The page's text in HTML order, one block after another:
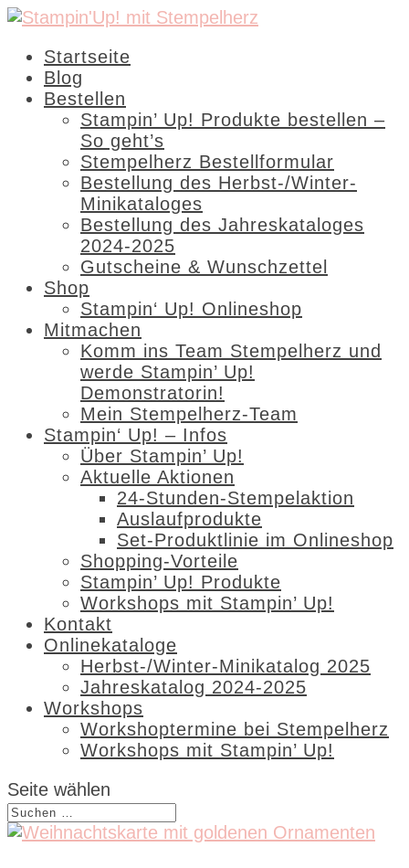
Startseite
Blog
Bestellen
Stampin’ Up! Produkte bestellen –
So geht’s
Stempelherz Bestellformular
Bestellung des Herbst-/Winter-
Minikataloges
Bestellung des Jahreskataloges
2024-2025
Gutscheine & Wunschzettel
Shop
Stampin‘ Up! Onlineshop
Mitmachen
Komm ins Team Stempelherz und
werde Stampin’ Up!
Demonstratorin!
Mein Stempelherz-Team
Stampin‘ Up! – Infos
Über Stampin’ Up!
Aktuelle Aktionen
24-Stunden-Stempelaktion
Auslaufprodukte
Set-Produktlinie im Onlineshop
Shopping-Vorteile
Stampin’ Up! Produkte
Workshops mit Stampin’ Up!
Kontakt
Onlinekataloge
Herbst-/Winter-Minikatalog 2025
Jahreskatalog 2024-2025
Workshops
Workshoptermine bei Stempelherz
Workshops mit Stampin’ Up!
Seite wählen